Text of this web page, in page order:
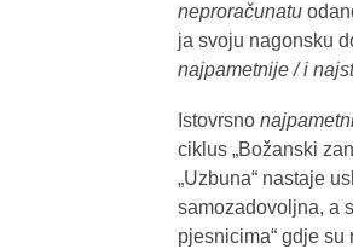
neproračunatu
ja svoju nagonsku
najpametnije / i
Istovrsno
ciklus „Božanski
„Uzbuna“ nastaje
samozadovoljna, a
pjesnicima“ gdje